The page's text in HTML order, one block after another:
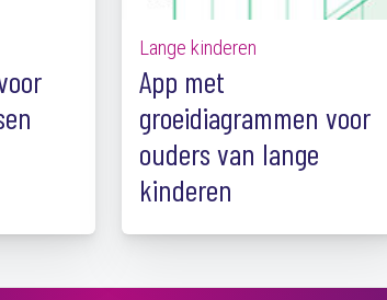
Lange kinderen
App met
groeidiagrammen voor
ouders van lange
kinderen